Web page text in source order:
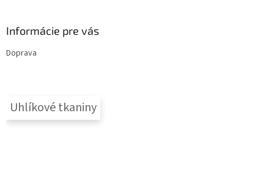
Informácie pre vás
Doprava
Uhlíkové tkaniny